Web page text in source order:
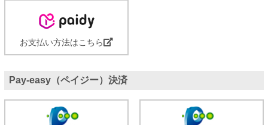
お支払い方法はこちら
Pay-easy（ペイジー）決済